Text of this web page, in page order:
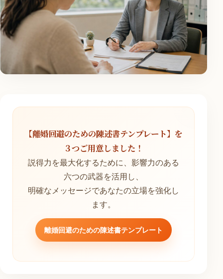
【離婚回避のための陳述書テンプレート】を
３つご用意しました！
説得力を最大化するために、影響力のある
六つの武器を活用し、
明確なメッセージであなたの立場を強化し
ます。
離婚回避のための陳述書テンプレート